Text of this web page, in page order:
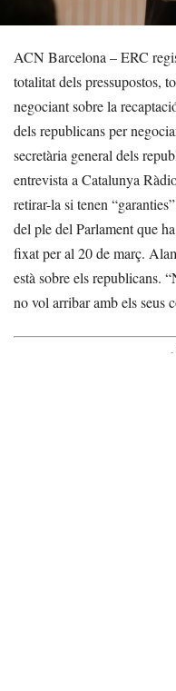
ACN Barcelona – ERC
totalitat dels pressupostos,
negociant sobre la
dels republicans per
secretària general dels
entrevista a Catalunya
retirar-la si tenen
del ple del Parlament que
fixat per al 20 de març.
està sobre els republicans.
no vol arribar amb els seus
-